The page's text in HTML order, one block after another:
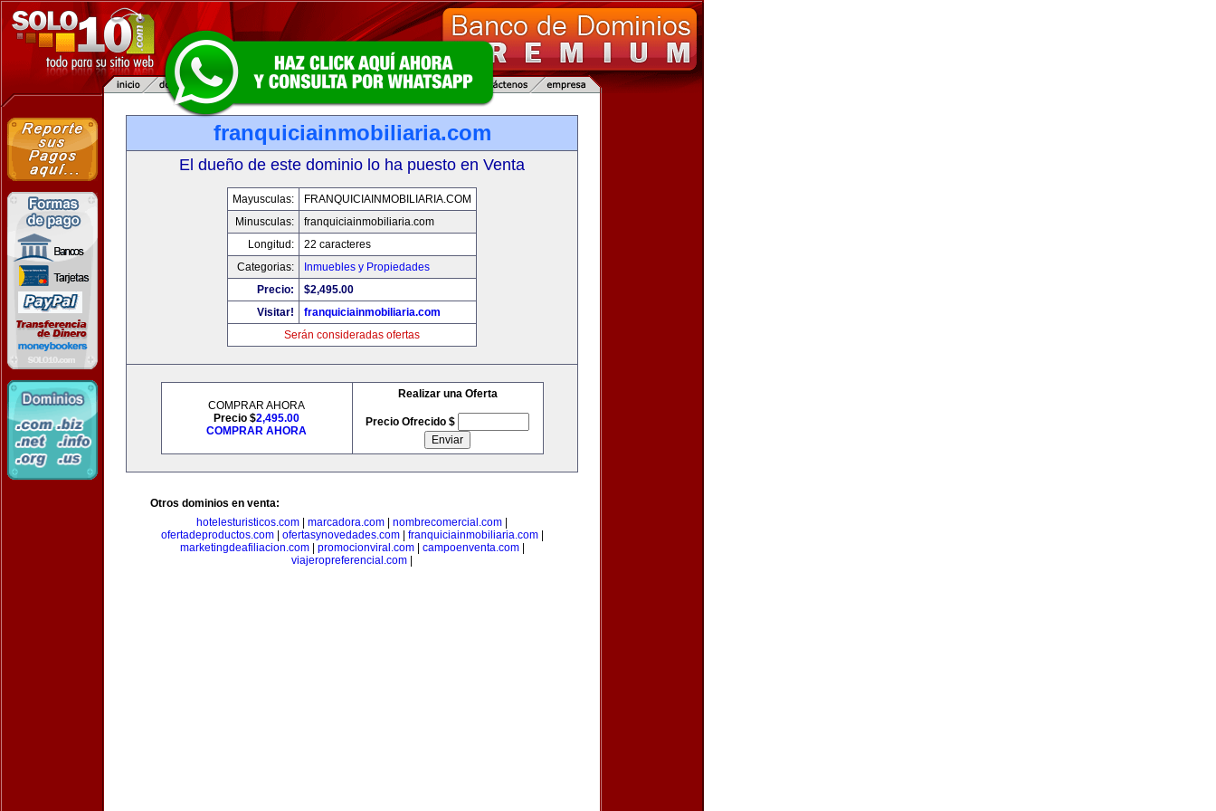
franquiciainmobiliaria.com
El dueño de este dominio lo ha puesto en Venta
Mayusculas:
FRANQUICIAINMOBILIARIA.COM
Minusculas:
franquiciainmobiliaria.com
Longitud:
22 caracteres
Categorias:
Inmuebles y Propiedades
Precio:
$2,495.00
Visitar!
franquiciainmobiliaria.com
Serán consideradas ofertas
COMPRAR AHORA
Precio $2,495.00
COMPRAR AHORA
Realizar una Oferta
Precio Ofrecido $
Otros dominios en venta:
hotelesturisticos.com
marcadora.com nombrecomercial.com
ofertadeproductos.com| ofertasynovedades.com| franquiciainmobiliaria.com|
marketingdeafiliacion.com| promocionviral.com| campoenventa.com|
viajeropreferencial.com